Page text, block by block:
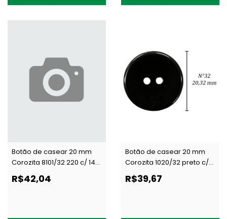
Botão de casear 20 mm
Corozita 8101/32 220 c/ 144
R$42,04
Botão de casear 20 mm
Corozita 1020/32 preto c/
144 un
R$39,67